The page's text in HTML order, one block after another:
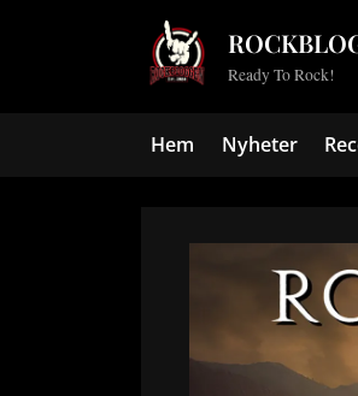
Ready To Rock!
Hem Nyheter